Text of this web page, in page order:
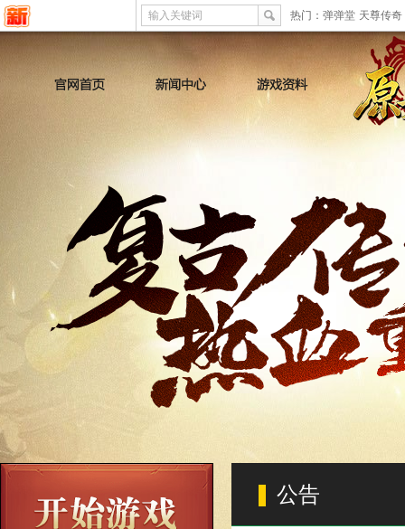
输入关键词 热门： 弹弹堂 天尊传奇
公告